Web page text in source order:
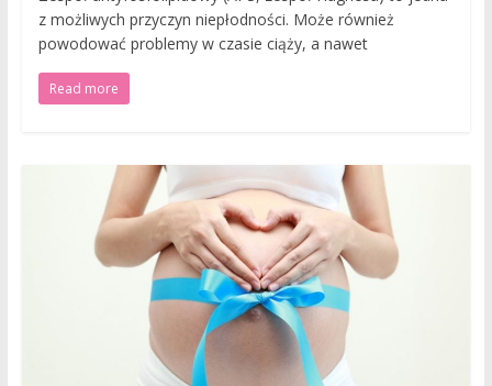
z możliwych przyczyn niepłodności. Może również
powodować problemy w czasie ciąży, a nawet
Read more